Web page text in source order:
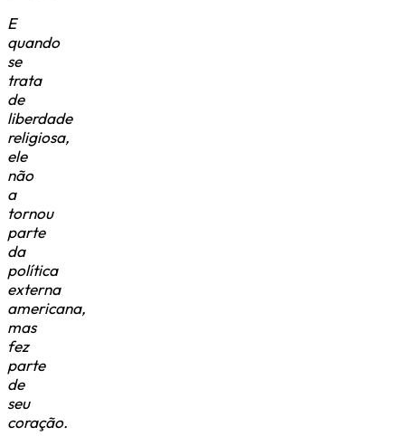
E
quando
se
trata
de
liberdade
religiosa,
ele
não
a
tornou
parte
da
política
externa
americana,
mas
fez
parte
de
seu
coração.